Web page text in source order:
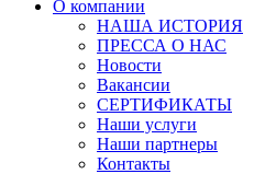
О компании
НАША ИСТОРИЯ
ПРЕССА О НАС
Новости
Вакансии
СЕРТИФИКАТЫ
Наши услуги
Наши партнеры
Контакты